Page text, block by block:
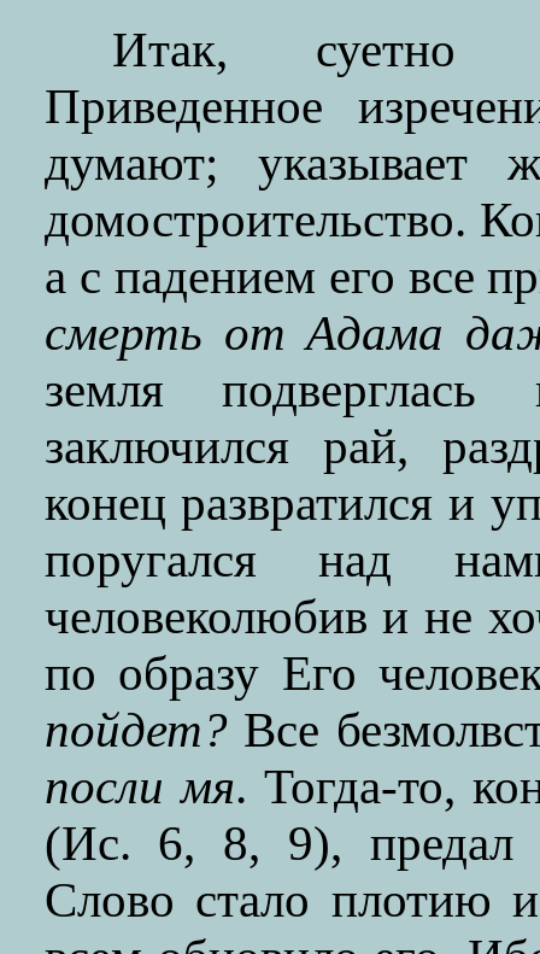
Итак, суетно
Приведенное
думают; указывает
домостроительство.
а с падением его все
смерть от Адама
земля
заключился рай,
конец развратился и
поругался над
человеколюбив и не
по образу Его
пойдет?Все
посли мя. Тогда-то,
(Ис. 6, 8, 9), предал
Слово стало плотию